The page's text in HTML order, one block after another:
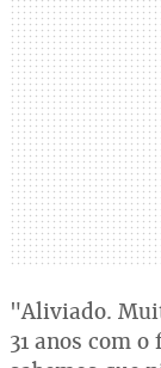
"Aliviado.
31 anos com